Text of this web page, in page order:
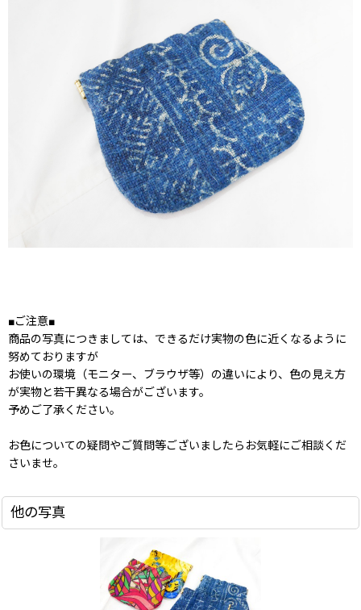
■ご注意■
商品の写真につきましては、できるだけ実物の色に近くなるように
努めておりますが
お使いの環境（モニター、ブラウザ等）の違いにより、色の見え方
が実物と若干異なる場合がございます。
予めご了承ください。
お色についての疑問やご質問等ございましたらお気軽にご相談くだ
さいませ。
他の写真